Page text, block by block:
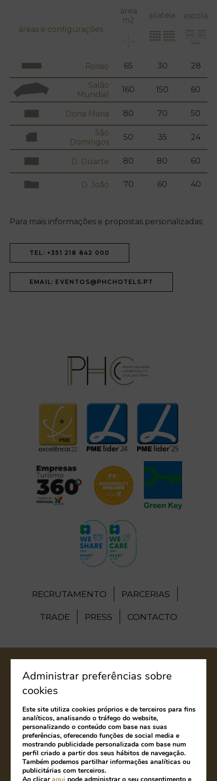
áreas e configurações
área
m2
plateia escola
Rossio 65 30 28
Salão
Mundial
160 150 60
Dona Maria 80 70 50
São
Domingos
50 35 24
D. Duarte 80 80 60
D. João 70 60 40
Para mais informações e propostas personalizadas:
TEL: +351 218 842 000
EMAIL: EVENTOS@PHCHOTELS.PT
RECRUTAMENTO PARCERIAS
TRADE PRESS CONTACTO
AVISO LEGAL
LIVRO DE RECLAMAÇÕES
Desenvolvido pormirai
Administrar preferências sobre
cookies
Este site utiliza cookies próprios e de terceiros para fins
analíticos, analisando o tráfego do website,
personalizando o conteúdo com base nas suas
preferências, oferecendo funções de social media e
mostrando publicidade personalizada com base num
perfil criado a partir dos seus hábitos de navegação.
Também podemos partilhar informações analíticas ou
publicitárias com terceiros.